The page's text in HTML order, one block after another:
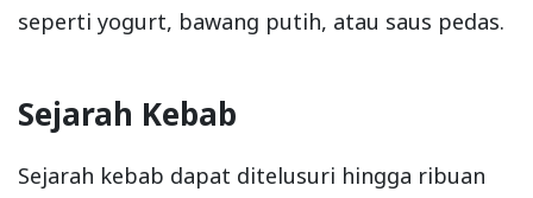
seperti yogurt, bawang putih, atau saus pedas.
Sejarah Kebab
Sejarah kebab dapat ditelusuri hingga ribuan